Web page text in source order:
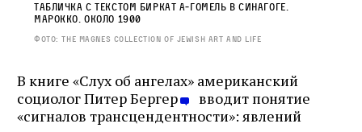
ТАБЛИЧКА С ТЕКСТОМ БИРКАТ А‑ГОМЕЛЬ В СИНАГОГЕ.
МАРОККО. ОКОЛО 1900
ФОТО: THE MAGNES COLLECTION OF JEWISH ART AND LIFЕ
В книге «Слух об ангелах» американский
социолог Питер Бергер
вводит понятие
«сигналов трансцендентности»: явлений